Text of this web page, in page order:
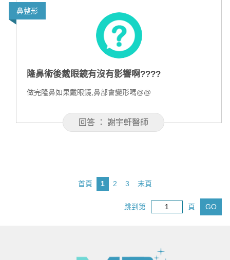
鼻整形
隆鼻術後戴眼鏡有沒有影響啊????
做完隆鼻如果戴眼鏡,鼻部會變形嗎@@
回答 ： 謝宇軒醫師
首頁 1 2 3 末頁
跳到第 頁 GO